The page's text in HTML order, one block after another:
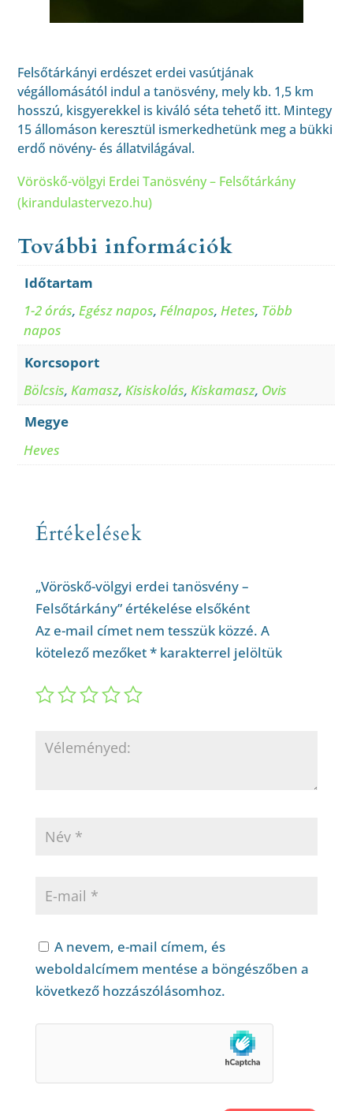
Felsőtárkányi erdészet erdei vasútjának
végállomásától indul a tanösvény, mely kb. 1,5 km
hosszú, kisgyerekkel is kiváló séta tehető itt. Mintegy
15 állomáson keresztül ismerkedhetünk meg a bükki
erdő növény- és állatvilágával.
Vöröskő-völgyi Erdei Tanösvény – Felsőtárkány
(kirandulastervezo.hu)
További információk
Időtartam
1-2 órás,Egész napos,Félnapos,Hetes, Több
napos
Korcsoport
Bölcsis,Kamasz,Kisiskolás,Kiskamasz, Ovis
Megye
Heves
Értékelések
„Vöröskő-völgyi erdei tanösvény –
Felsőtárkány” értékelése elsőként
Az e-mail címet nem tesszük közzé. A
kötelező mezőket*karakterrel jelöltük
A nevem, e-mail címem, és
weboldalcímem mentése a böngészőben a
következő hozzászólásomhoz.